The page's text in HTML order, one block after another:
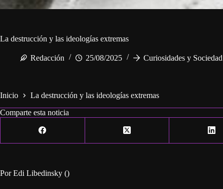
La destrucción y las ideologías extremas
Redacción 25/08/2025 Curiosidades y Sociedad
Inicio
La destrucción y las ideologías extremas
Comparte esta noticia
Por Edi Libedinsky ()